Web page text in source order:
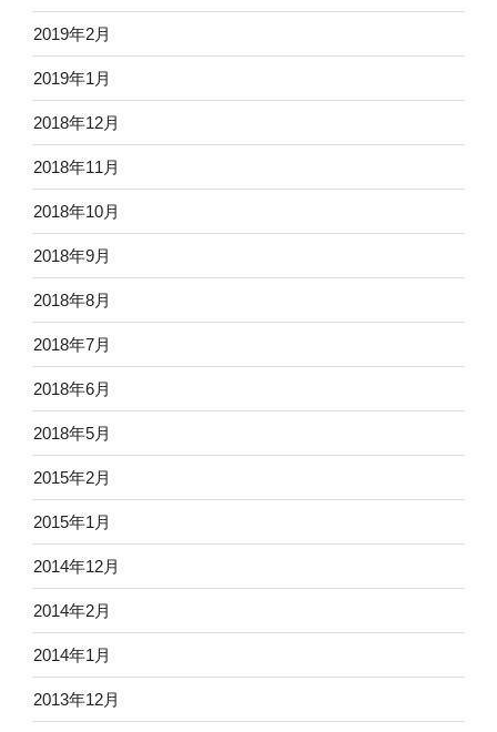
2019年2月
2019年1月
2018年12月
2018年11月
2018年10月
2018年9月
2018年8月
2018年7月
2018年6月
2018年5月
2015年2月
2015年1月
2014年12月
2014年2月
2014年1月
2013年12月